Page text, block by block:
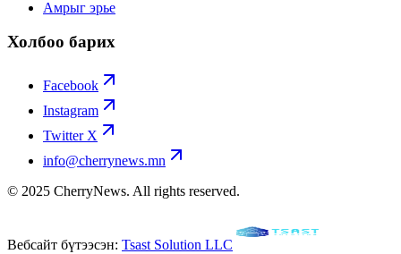
Амрыг эрье
Холбоо барих
Facebook
Instagram
Twitter X
info@cherrynews.mn
© 2025 CherryNews. All rights reserved.
Вебсайт бүтээсэн: Tsast Solution LLC